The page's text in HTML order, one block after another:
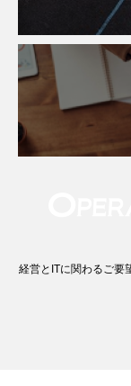
経営とITに関わるご要